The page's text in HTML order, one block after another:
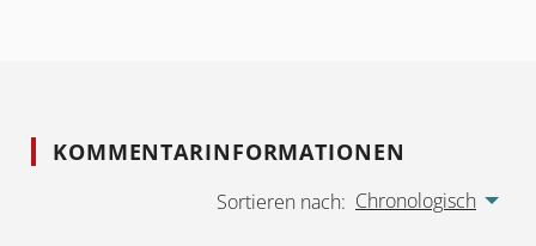
KOMMENTARINFORMATIONEN
Sortieren nach: Chronologisch